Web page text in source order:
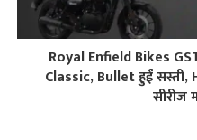
Royal Enfield Bikes
Classic, Bullet हुईं
सीरीज